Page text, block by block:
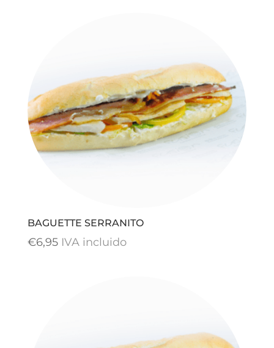
BAGUETTE SERRANITO
€6,95 IVA incluido